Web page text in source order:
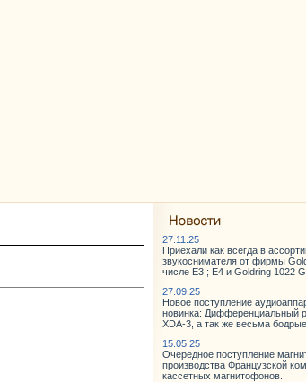
27.11.25
Приехали как всегда в
звукоснимателя от фирмы
числе E3 ; E4 и Goldring 1022
27.09.25
Новое поступление
новинка: Дифференциальный
XDA-3, а так же весьма
15.05.25
Очередное поступление
производства Французской
кассетных магнитофонов.